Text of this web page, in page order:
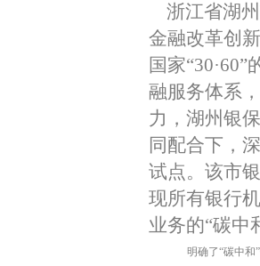
浙江省湖
金融改革创
国家“30·60”
融服务体系
力，湖州银
同配合下，
试点。该市
现所有银行
业务的“碳中
明确了“碳中和